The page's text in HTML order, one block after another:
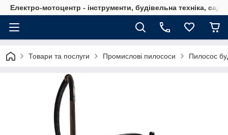
Електро-мотоцентр - інструменти, будівельна техніка,
Товари та послуги Промислові пилососи Пилосос